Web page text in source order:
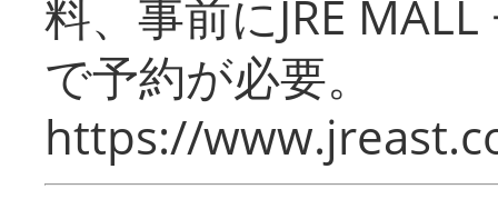
料、事前にJRE
で予約が必要。
https://